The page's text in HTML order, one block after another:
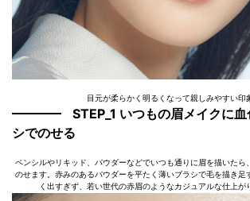
目元が柔らかく明るくなって親しみやすい印
STEP_1 いつもの眉メイクに
シでのせる
ペンシルやリキッド、パウダーなどでいつも通りに眉を描いたら
のせます。赤みのあるパウダーを平たく薄いブラシで毛を描き足
く出すぎず、若い世代の赤眉のようなカジュアルな仕上が